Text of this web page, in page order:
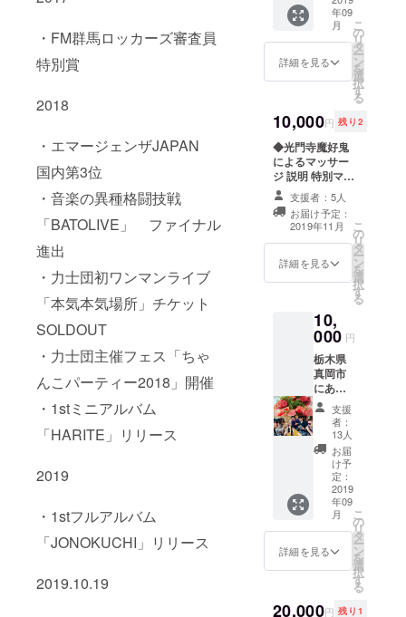
・FM群馬ロッカーズ審査員
特別賞
2018
・エマージェンザJAPAN
国内第3位
・音楽の異種格闘技戦
「BATOLIVE」 ファイナル
進出
・力士団初ワンマンライブ
「本気本気場所」チケット
SOLDOUT
・力士団主催フェス「ちゃ
んこパーティー2018」開催
・1stミニアルバム
「HARITE」リリース
2019
・1stフルアルバム
「JONOKUCHI」リリース
2019.10.19
立ち上
がる
時！僕
に！力
士団に
い！ ※
メージ
となっ
ており
ますの
でデザ
インが
異なる
ござい
ます。
ベー
ダーよ
り。
ており
ます。
～大人
の大運
年10月3
日 場所:
ラウン
ドワン
スタジ
アムさ
いた
ま・栗
橋店 集
合場所:
栗橋駅
D1の入
場料は
含まれ
ませ
ん。各
自御負
担でお
願い致
しま
す。
ター
ン！ 力
士団が
いつも
どのよ
うにし
してい
るかま
るわか
り！ マ
ネー
、ス
タッフ
になっ
た気分
で見
程は9月
8日。参
加時間
は５時
間くら
いを予
定して
おりま
す。 交
通費は
ご自身
でご負
担くだ
さい。
場所
等、詳
しい内
連絡さ
年09
月
詳細を見る
こ
の
リ
タ
ー
ン
を
選
択
す
る
10,000円 残り2
◆光門寺魔好鬼
によるマッサー
ジ 説明 特別マッ
サージの資格を
持つマスキによ
る1時間のスペ
シャルな施術が
受けられます。
プロジェクト終
ます。 会場
「美容室
SEN」 茨城県
坂東市沓掛
3896-5 最寄駅
関東鉄道「南石
下駅」 ※駅から
の魔好鬼車での
送迎の場合交通
費として￥2.000
いただきます。
当日待ち合わせ
場所までの交通
費はご負担くだ
支援者：5人
お届け予定：
2019年11月
詳細を見る
こ
の
リ
タ
ー
ン
を
選
択
す
る
10,
000 円
栃木県
真岡市
にある
焼肉レ
ストラ
ン『真
岡闇
市』さ
んを
丸々貸
しき
り、松
坂牛焼
肉コー
スを食
べなが
日店員
支援
者：
13人
お届
け予
定：
2019
年09
月
詳細を見る
こ
の
リ
タ
ー
ン
を
選
択
す
る
20,000円 残り1